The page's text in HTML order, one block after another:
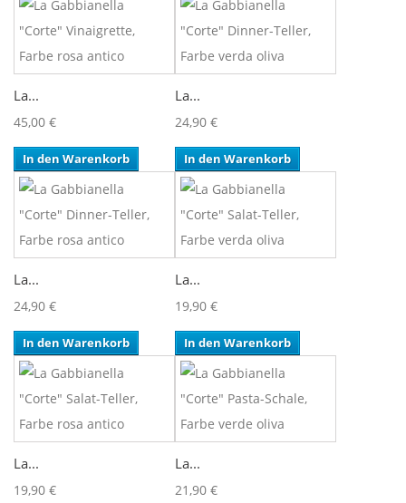
La...
45,00 €
In den Warenkorb
La...
24,90 €
In den Warenkorb
La...
24,90 €
In den Warenkorb
La...
19,90 €
In den Warenkorb
La...
19,90 €
La...
21,90 €